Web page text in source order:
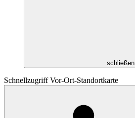
schließen
Schnellzugriff Vor-Ort-Standortkarte